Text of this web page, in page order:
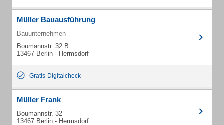
Müller Bauausführung
Bauunternehmen
Boumannstr. 32 B
13467 Berlin - Hermsdorf
Gratis-Digitalcheck
Müller Frank
Boumannstr. 32
13467 Berlin - Hermsdorf